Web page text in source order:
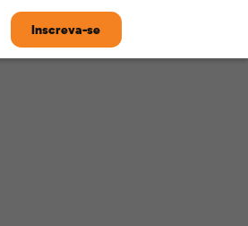
Inscreva-se